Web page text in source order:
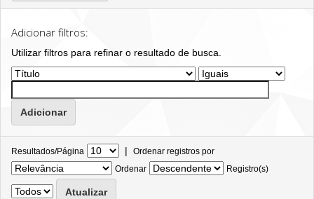
Adicionar filtros:
Utilizar filtros para refinar o resultado de busca.
Resultados/Página | Ordenar registros por
Ordenar
Registro(s)